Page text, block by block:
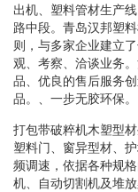
出机、塑料管材生产
路中段。青岛汉邦塑
则，与多家企业建立
观、考察、洽谈业务
品、优良的售后服务
品。、一步无胶环保。
打包带破粹机木塑型
塑料门、窗异型材、
频调速，依据各种规
机、自动切割机及堆